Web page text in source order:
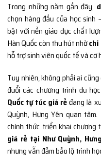
Trong những năm gần đây,
chọn hàng đầu của học sinh
bật với nền giáo dục chất
Hàn Quốc còn thu hút nhờchi
hỗ trợ sinh viên quốc tế và cơ
Tuy nhiên, không phải ai
đuổi các chương trình du
Quốc tự túc giá rẻđang là
Quỳnh, Hưng Yên quan
chính thức triển khai chương
giá rẻ tại Như Quỳnh,
nhưng vẫn đảm bảo lộ trình